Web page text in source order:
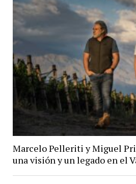
Marcelo Pelleriti y Miguel
una visión y un legado en el